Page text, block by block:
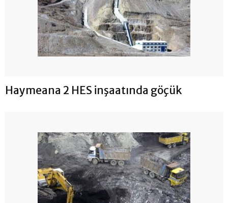
Haymeana 2 HES inşaatında göçük